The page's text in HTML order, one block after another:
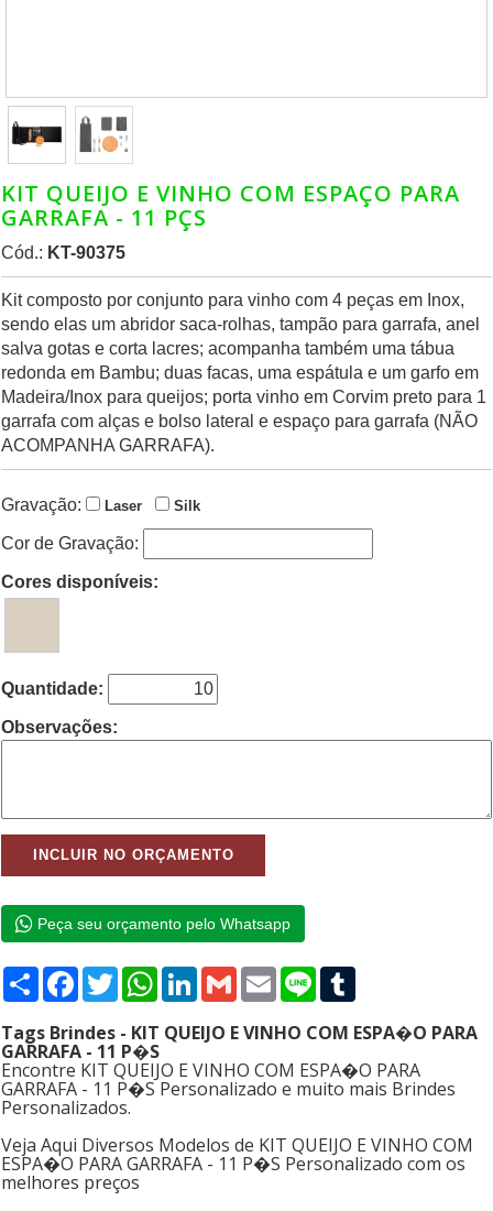
KIT QUEIJO E VINHO COM ESPAÇO PARA
GARRAFA - 11 PÇS
Cód.: KT-90375
Kit composto por conjunto para vinho com 4 peças em Inox,
sendo elas um abridor saca-rolhas, tampão para garrafa, anel
salva gotas e corta lacres; acompanha também uma tábua
redonda em Bambu; duas facas, uma espátula e um garfo em
Madeira/Inox para queijos; porta vinho em Corvim preto para 1
garrafa com alças e bolso lateral e espaço para garrafa (NÃO
ACOMPANHA GARRAFA).
Gravação: Laser Silk
Cor de Gravação:
Cores disponíveis:
Quantidade:
Observações:
Peça seu orçamento pelo Whatsapp
Compartilhar
Facebook
TwitterWhatsApp
LinkedIn
GmailEmailLine
Tags Brindes - KIT QUEIJO E VINHO COM ESPA�O PARA
GARRAFA - 11 P�S
Encontre KIT QUEIJO E VINHO COM ESPA�O PARA
GARRAFA - 11 P�S Personalizado e muito mais Brindes
Personalizados.
Veja Aqui Diversos Modelos de KIT QUEIJO E VINHO COM
ESPA�O PARA GARRAFA - 11 P�S Personalizado com os
melhores preços